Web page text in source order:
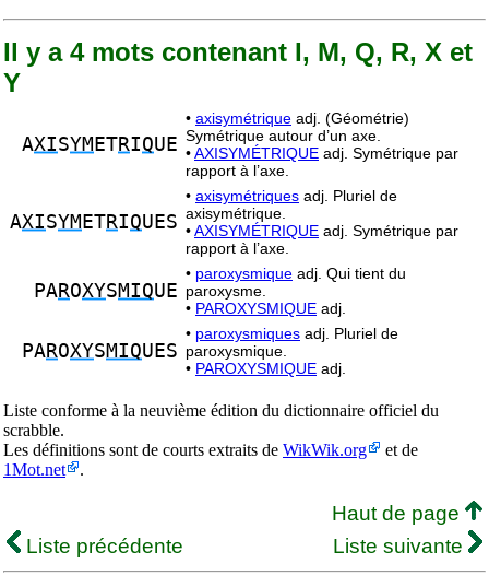
Il y a 4 mots contenant I, M, Q, R, X et
Y
AXISYM ETRIQUE
• axisymétrique adj. (Géométrie)
Symétrique autour d’un axe.
•AXISYMÉTRIQUE adj. Symétrique par
rapport à l’axe.
AXISYM ETRIQUES
• axisymétriques adj. Pluriel de
axisymétrique.
•AXISYMÉTRIQUE adj. Symétrique par
rapport à l’axe.
PAROXYSMIQUE
• paroxysmique adj. Qui tient du
paroxysme.
• PAROXYSMIQUE adj.
PAROXYSMIQUES
• paroxysmiques adj. Pluriel de
paroxysmique.
• PAROXYSMIQUE adj.
Liste conforme à la neuvième édition du dictionnaire officiel du
scrabble.
Les définitions sont de courts extraits de WikWik.org
et de
1Mot.net
.
Haut de page
Liste précédente
Liste suivante